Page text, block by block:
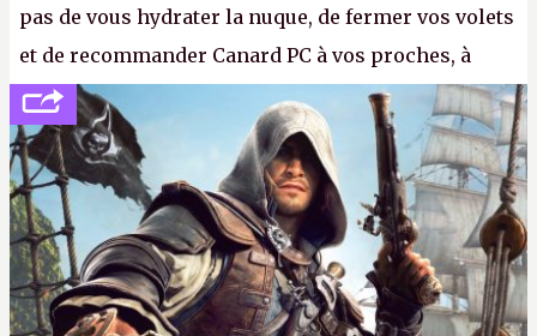
pas de vous hydrater la nuque, de fermer vos volets
et de recommander Canard PC à vos proches, à
votre famille et aux inconnus que vous croisez
dans la rue. Bon été à tous ! –ER.